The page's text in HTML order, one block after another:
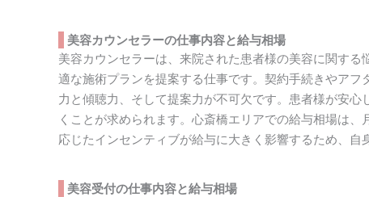
美容カウンセラーの仕事内容と給与相場
美容カウンセラーは、来院された患者様の美容に関す
適な施術プランを提案する仕事です。契約手続きやア
力と傾聴力、そして提案力が不可欠です。患者様が安
くことが求められます。心斎橋エリアでの給与相場は
応じたインセンティブが給与に大きく影響するため、自
美容受付の仕事内容と給与相場